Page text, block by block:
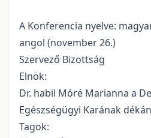
A Konferencia nyelve:
angol (november 26.)
Szervező Bizottság
Elnök:
Dr. habil Móré Marianna a
Egészségügyi Karának
Tagok: